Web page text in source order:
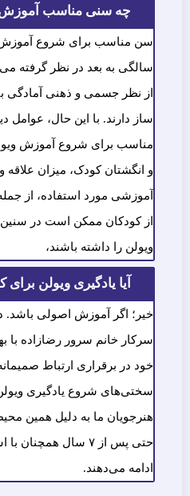
چه سنی مناسب
سالگی به بعد در نظر گرفته
از نظر جسمی و ذهنی آمادگی
ساز دارند. با این حال، عوامل
مناسب برای شروع آموزش
و انگشتان کودک، میزان علاقه
آموزشی مورد استفاده، از
از کودکان ممکن است در سنین
ویولن را داشته باشند،
آیا یادگیری ویولن
خیر؛ اگر آموزش اصولی باشد.
سرکار خانم سرور رضازاده با
خود در برقراری ارتباط
سختی‌های شروع یادگیری ویولن
حتی پس از ۷ سال
ادامه می‌دهند.